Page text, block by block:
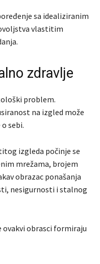
sa idealiziranim
vlastitim
zdravlje
problem.
na izgled može
sebi.
izgleda počinje se
mrežama, brojem
obrazac ponašanja
nesigurnosti i stalnog
ovakvi obrasci formiraju